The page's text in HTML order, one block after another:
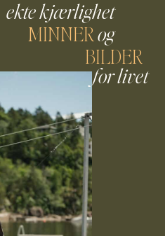
ekte kjærlighet
MINNER og
BILDER
for livet